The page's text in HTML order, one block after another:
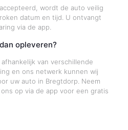
wordt de auto veilig
datum en tijd. U ontvangt
via de app.
opleveren?
van verschillende
en ons netwerk kunnen wij
uw auto in Bregtdorp. Neem
op via de app voor een gratis